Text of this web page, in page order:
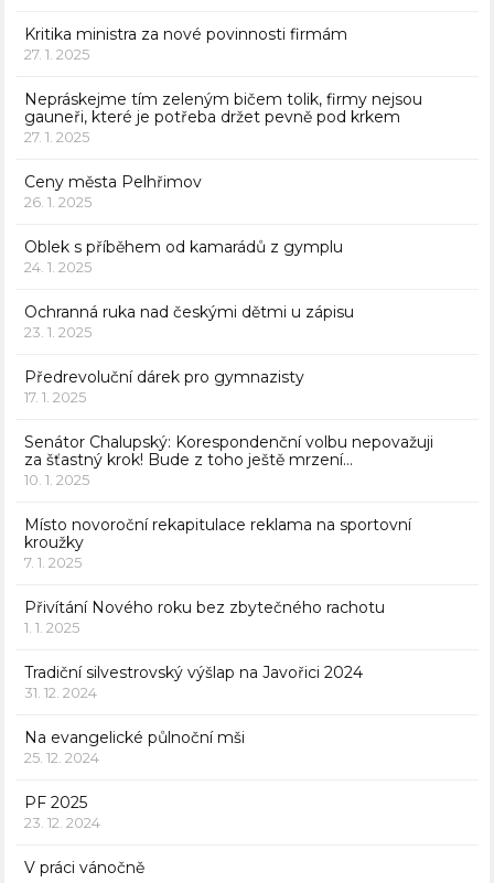
Kritika ministra za nové povinnosti firmám
27. 1. 2025
Nepráskejme tím zeleným bičem tolik, firmy nejsou
gauneři, které je potřeba držet pevně pod krkem
27. 1. 2025
Ceny města Pelhřimov
26. 1. 2025
Oblek s příběhem od kamarádů z gymplu
24. 1. 2025
Ochranná ruka nad českými dětmi u zápisu
23. 1. 2025
Předrevoluční dárek pro gymnazisty
17. 1. 2025
Senátor Chalupský: Korespondenční volbu nepovažuji
za šťastný krok! Bude z toho ještě mrzení…
10. 1. 2025
Místo novoroční rekapitulace reklama na sportovní
kroužky
7. 1. 2025
Přivítání Nového roku bez zbytečného rachotu
1. 1. 2025
Tradiční silvestrovský výšlap na Javořici 2024
31. 12. 2024
Na evangelické půlnoční mši
25. 12. 2024
PF 2025
23. 12. 2024
V práci vánočně